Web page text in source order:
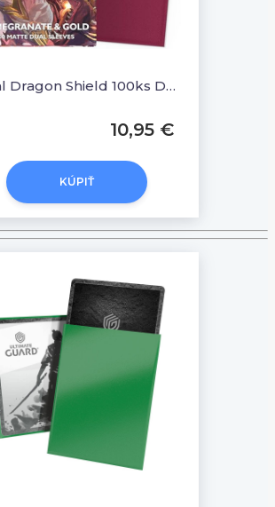
Obal Dragon Shield 100ks DUAL MATTE - Pomegranate / Gold - Anniversary Special Edition
10,95 €
KÚPIŤ